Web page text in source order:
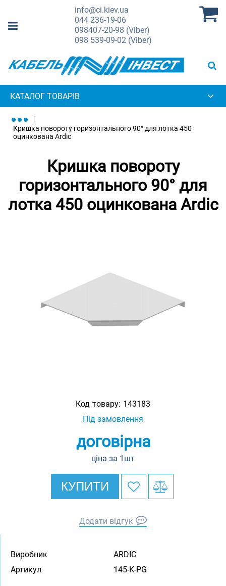
info@ci.kiev.ua
044236-19-06
098407-20-98 (Viber)
098 539-09-02 (Viber)
КАТАЛОГ ТОВАРІВ
Кришка повороту горизонтального 90° для лотка 450
оцинкована Ardic
Кришка повороту
горизонтального 90° для
лотка 450 оцинкована Ardic
Код товару: 143183
Під замовлення
договірна
ціна за 1шт
КУПИТИ
Додати відгук
Виробник
ARDIC
Артикул
145-K-PG